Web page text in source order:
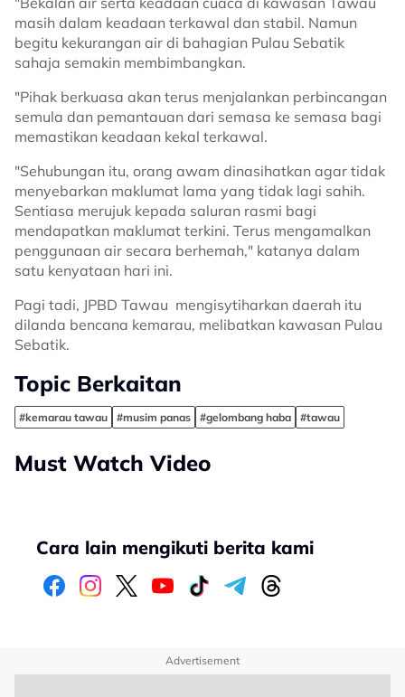
masih dalam keadaan terkawal dan stabil. Namun
begitu kekurangan air di bahagian Pulau Sebatik
sahaja semakin membimbangkan.
"Pihak berkuasa akan terus menjalankan perbincangan
semula dan pemantauan dari semasa ke semasa bagi
memastikan keadaan kekal terkawal.
"Sehubungan itu, orang awam dinasihatkan agar tidak
menyebarkan maklumat lama yang tidak lagi sahih.
Sentiasa merujuk kepada saluran rasmi bagi
mendapatkan maklumat terkini. Terus mengamalkan
penggunaan air secara berhemah," katanya dalam
satu kenyataan hari ini.
Pagi tadi, JPBD Tawau mengisytiharkan daerah itu
dilanda bencana kemarau, melibatkan kawasan Pulau
Sebatik.
Topic Berkaitan
#kemarau tawau #musim panas #gelombang haba #tawau
Must Watch Video
Cara lain mengikuti berita kami
Advertisement